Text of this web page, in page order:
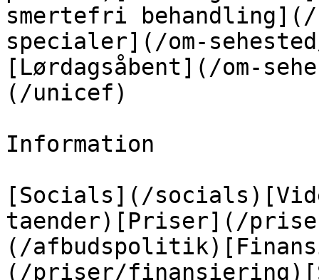
smertefri
specialer](/om-
[Lørdagsåbent](/om-
(/unicef)
Information
[Socials](/
taender)[Priser](/
(/
(/priser/